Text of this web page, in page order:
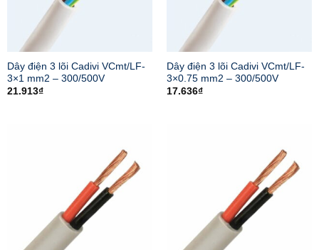
Dây điện 3 lõi Cadivi VCmt/LF-
3×1 mm2 – 300/500V
21.913₫
Dây điện 3 lõi Cadivi VCmt/LF-
3×0.75 mm2 – 300/500V
17.636₫